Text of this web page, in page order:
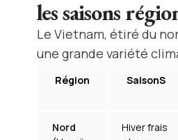
les saisons
Le Vietnam, étiré du
une grande variété
Région SaisonS
Nord
Hiver frais